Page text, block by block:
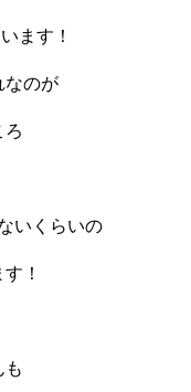
ます！
なのが
ろ
いくらいの
！
も